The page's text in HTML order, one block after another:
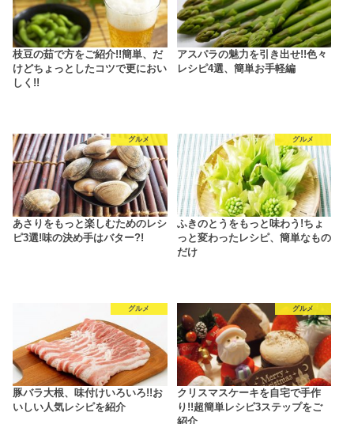
枝豆の茹で方をご紹介!!簡単、だ
けどちょっとしたコツで更におい
しく!!
アスパラの魅力を引き出せ!!色々
レシピ4選、簡単お手軽編
グルメ
あさりをもっと楽しむためのレシ
ピ3選!味の決め手はバター?!
グルメ
ふきのとうをもっと味わう!ちょ
っと変わったレシピ、簡単なもの
だけ
グルメ
豚バラ大根、味付けいろいろ!!お
いしい人気レシピを紹介
グルメ
クリスマスケーキを自宅で手作
り!!超簡単レシピ3ステップをご
紹介